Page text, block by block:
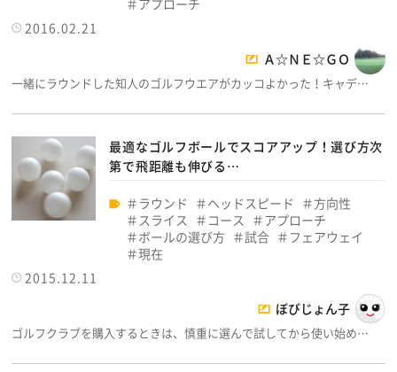
アプローチ
2016.02.21
Ａ☆ＮＥ☆ＧＯ
一緒にラウンドした知人のゴルフウエアがカッコよかった！キャデ…
最適なゴルフボールでスコアアップ！選び方次
第で飛距離も伸びる…
ラウンド ヘッドスピード
方向性
スライス
コース
アプローチ
ボールの選び方
試合
フェアウェイ
現在
2015.12.11
ぼびじょん子
ゴルフクラブを購入するときは、慎重に選んで試してから使い始め…